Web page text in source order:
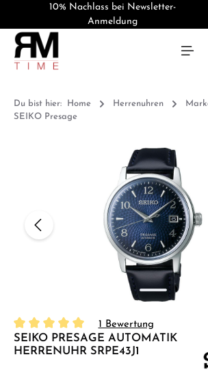
10% Nachlass bei Newsletter-
Anmeldung
Du bist hier: Home Herrenuhren
SEIKO Presage
Bildergalerie überspringen
Durchschnittliche Bewertung von 5 von 5
1 Bewertung
SEIKO PRESAGE AUTOMATIK
HERRENUHR SRPE43J1